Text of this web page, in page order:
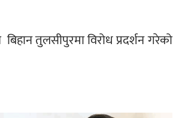
तुलसीपुरमा विरोध प्रदर्शन गरेको